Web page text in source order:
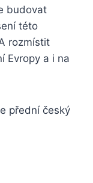
budovat
této
rozmístit
Evropy a i na
přední český